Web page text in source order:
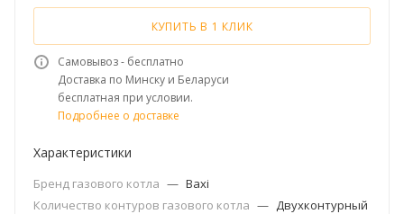
КУПИТЬ В 1 КЛИК
Самовывоз - бесплатно
Доставка по Минску и Беларуси
бесплатная при условии.
Подробнее о доставке
Характеристики
Бренд газового котла — Baxi
Количество контуров газового котла — Двухконтурный